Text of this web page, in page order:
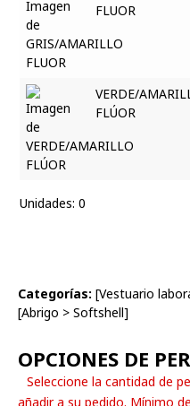
FLUOR
VERDE/
FLÚOR
Unidades: 0
Categorías: [Vestuario
[Abrigo > Softshell]
OPCIONES DE
Seleccione la cantidad de
añadir a su pedido. Mínimo